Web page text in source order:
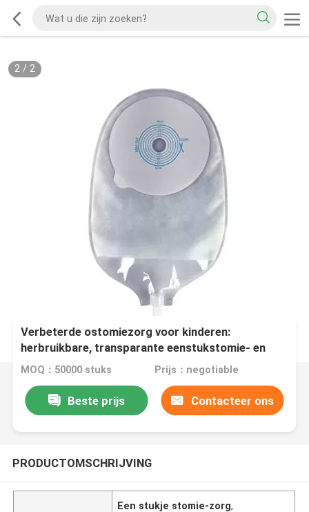
2/ 2
Verbeterde ostomiezorg voor kinderen:
herbruikbare, transparante eenstukstomie- en
urostomie-systemen
MOQ：50000 stuks Prijs：negotiable
Beste prijs Contacteer ons
PRODUCTOMSCHRIJVING
Een stukje stomie-zorg,